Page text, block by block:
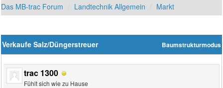
Das MB-trac Forum Landtechnik Allgemein Markt
Baumstrukturmodus
Verkaufe Salz/Düngerstreuer
trac 1300
Fühlt sich wie zu Hause